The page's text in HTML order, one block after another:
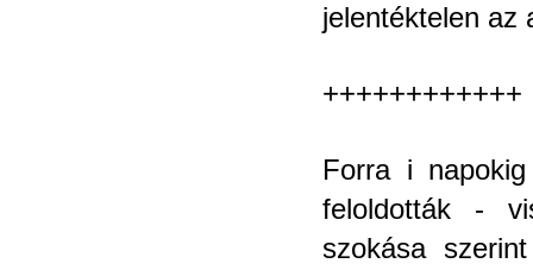
jelentéktelen az
++++++++++++
Forra i
feloldották -
szokása